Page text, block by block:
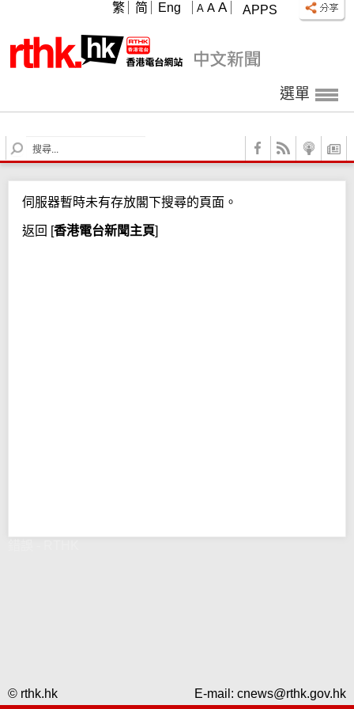
APPS
A A A
繁 简 Eng
選單
S
e
c
h
伺服器暫時未有存放閣下搜尋的頁面。
返回 [香港電台新聞主頁]
© rthk.hk E-mail: cnews@rthk.gov.hk